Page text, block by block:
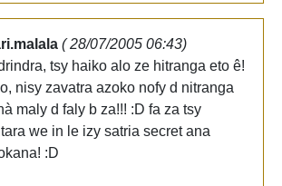
( 28/07/2005 06:43)
tsy haiko alo ze hitranga eto ê!
nisy zavatra azoko nofy d nitranga
maly d faly b za!!! :D fa za tsy
we in le izy satria secret ana
:D